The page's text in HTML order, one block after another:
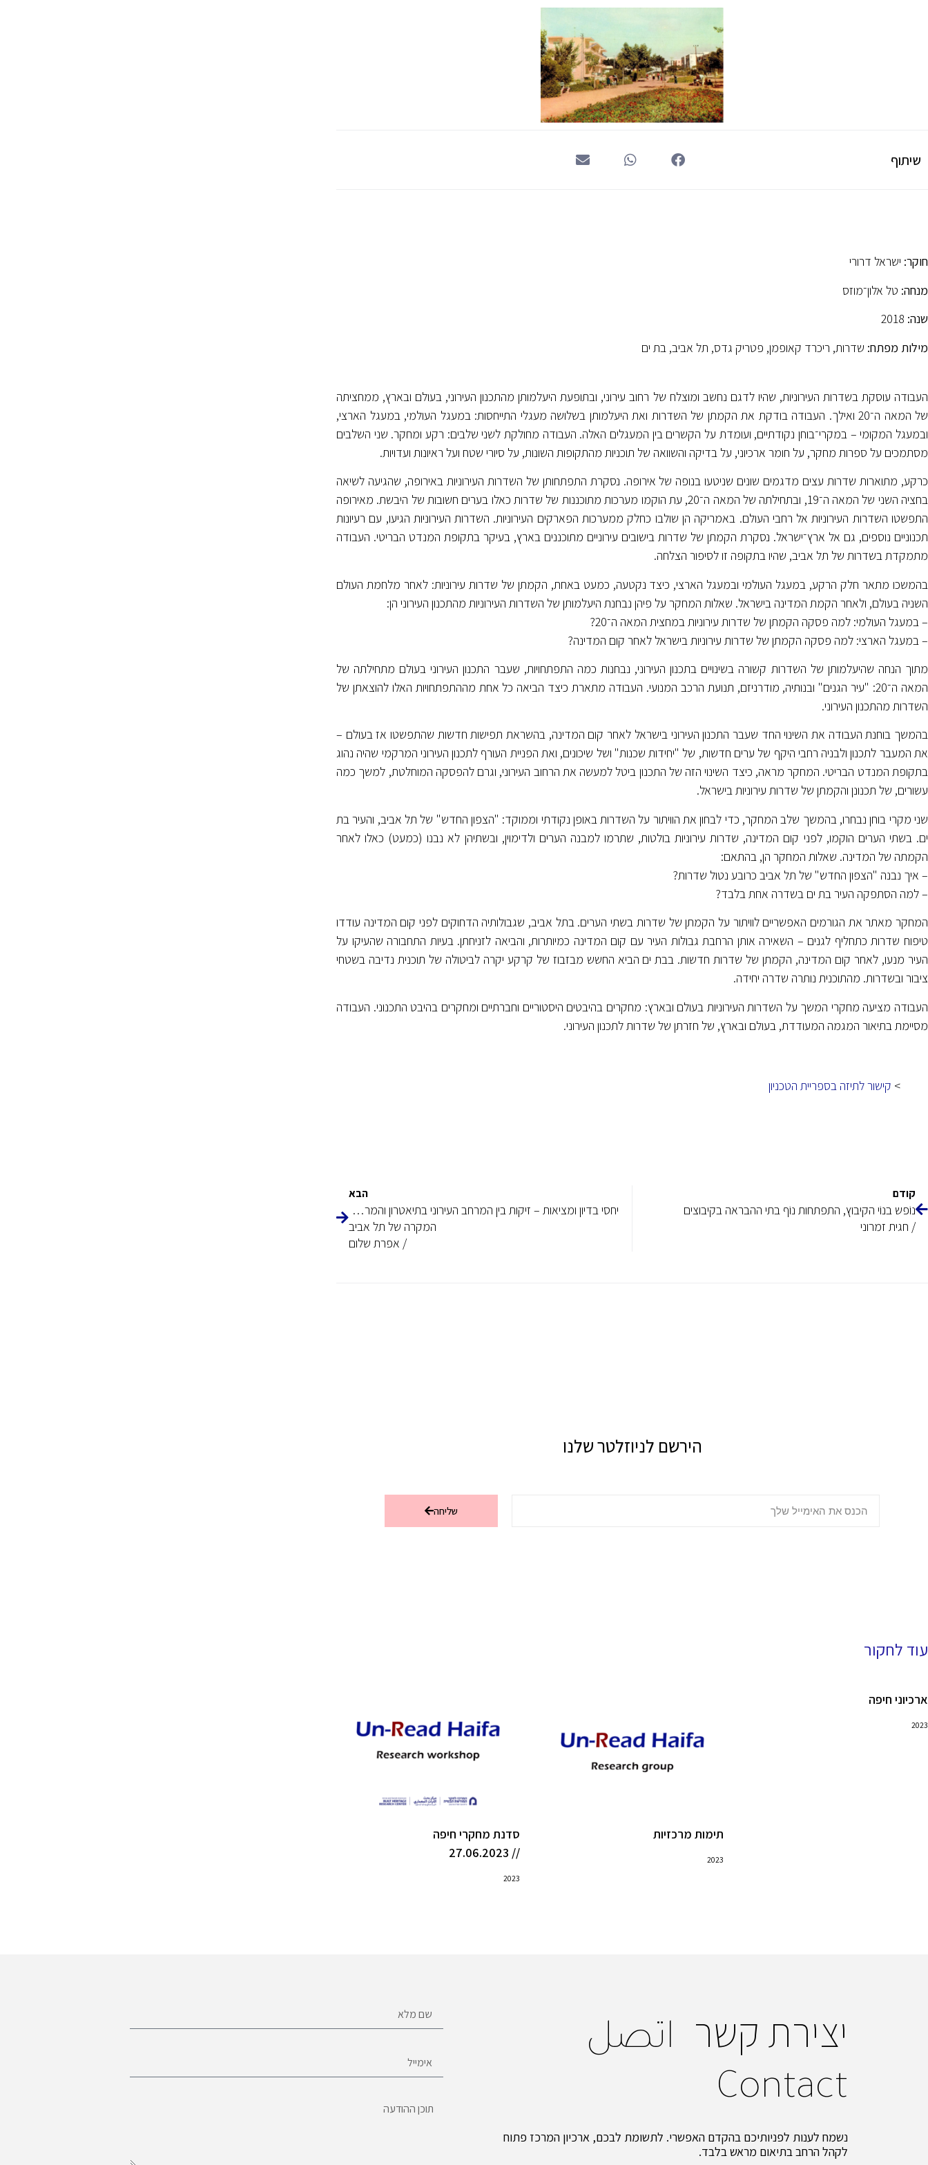
שיתוף
חוקר: ישראל דרורי
מנחה: טל אלון־מוזס
שנה:
מילות מפתח: שדרות, ריכרד קאופמן, פטריק גדס, תל אביב, בת ים
העבודה עוסקת בשדרות העירוניות, שהיו לדגם נחשב ומוצלח של רחוב עירוני, ובתופעת היעלמותן מהתכנון העירוני, בעולם ובארץ, ממחציתה
של המאה ה־20 ואילך. העבודה בודקת את הקמתן של השדרות ואת היעלמותן בשלושה מעגלי התייחסות: במעגל העולמי, במעגל הארצי,
ובמעגל המקומי – במקרי־בוחן נקודתיים, ועומדת על הקשרים בין המעגלים האלה. העבודה מחולקת לשני שלבים: רקע ומחקר. שני השלבים
מסתמכים על ספרות מחקר, על חומר ארכיוני, על בדיקה והשוואה של תוכניות מהתקופות השונות, על סיורי שטח ועל ראיונות ועדויות.
כרקע, מתוארות שדרות עצים מדגמים שונים שניטעו בנופה של אירופה. נסקרת התפתחותן של השדרות העירוניות באירופה, שהגיעה לשיאה
בחציה השני של המאה ה־19, ובתחילתה של המאה ה־20, עת הוקמו מערכות מתוכננות של שדרות כאלו בערים חשובות של היבשת. מאירופה
התפשטו השדרות העירוניות אל רחבי העולם. באמריקה הן שולבו כחלק ממערכות הפארקים העירוניות. השדרות העירוניות הגיעו, עם רעיונות
תכנוניים נוספים, גם אל ארץ־ישראל. נסקרת הקמתן של שדרות בישובים עירוניים מתוכננים בארץ, בעיקר בתקופת המנדט הבריטי. העבודה
מתמקדת בשדרות של תל אביב, שהיו בתקופה זו לסיפור הצלחה.
בהמשכו מתאר חלק הרקע, במעגל העולמי ובמעגל הארצי, כיצד נקטעה, כמעט באחת, הקמתן של שדרות עירוניות: לאחר מלחמת העולם
השניה בעולם, ולאחר הקמת המדינה בישראל. שאלות המחקר על פיהן נבחנת היעלמותן של השדרות העירוניות מהתכנון העירוני הן:
– במעגל העולמי: למה פסקה הקמתן של שדרות עירוניות במחצית המאה ה־20?
– במעגל הארצי: למה פסקה הקמתן של שדרות עירוניות בישראל לאחר קום המדינה?
מתוך הנחה שהיעלמותן של השדרות קשורה בשינויים בתכנון העירוני, נבחנות כמה התפתחויות, שעבר התכנון העירוני בעולם מתחילתה של
המאה ה־20: "עיר הגנים" ובנותיה, מודרניזם, תנועת הרכב המנועי. העבודה מתארת כיצד הביאה כל אחת מההתפתחויות האלו להוצאתן של
השדרות מהתכנון העירוני.
בהמשך בוחנת העבודה את השינוי החד שעבר התכנון העירוני בישראל לאחר קום המדינה, בהשראת תפישות חדשות שהתפשטו אז בעולם –
את המעבר לתכנון ולבניה רחבי היקף של ערים חדשות, של "יחידות שכנות" ושל שיכונים, ואת הפניית העורף לתכנון העירוני המרקמי שהיה נהוג
בתקופת המנדט הבריטי. המחקר מראה, כיצד השינוי הזה של התכנון ביטל למעשה את הרחוב העירוני, וגרם להפסקה המוחלטת, למשך כמה
עשורים, של תכנונן והקמתן של שדרות עירוניות בישראל.
שני מקרי בוחן נבחרו, בהמשך שלב המחקר, כדי לבחון את הוויתור על השדרות באופן נקודתי וממוקד: "הצפון החדש" של תל אביב, והעיר בת
ים. בשתי הערים הוקמו, לפני קום המדינה, שדרות עירוניות בולטות, שתרמו למבנה הערים ולדימוין, ובשתיהן לא נבנו (כמעט) כאלו לאחר
הקמתה של המדינה. שאלות המחקר הן, בהתאם:
– איך נבנה "הצפון החדש" של תל אביב כרובע נטול שדרות?
– למה הסתפקה העיר בת ים בשדרה אחת בלבד?
המחקר מאתר את הגורמים האפשריים לוויתור על הקמתן של שדרות בשתי הערים. בתל אביב, שגבולותיה הדחוקים לפני קום המדינה עודדו
טיפוח שדרות כתחליף לגנים – השאירה אותן הרחבת גבולות העיר עם קום המדינה כמיותרות, והביאה לזניחתן. בעיות התחבורה שהעיקו על
העיר מנעו, לאחר קום המדינה, הקמתן של שדרות חדשות. בבת ים הביא החשש מבזבוז של קרקע יקרה לביטולה של תוכנית נדיבה בשטחי
ציבור ובשדרות. מהתוכנית נותרה שדרה יחידה.
העבודה מציעה מחקרי המשך על השדרות העירוניות בעולם ובארץ: מחקרים בהיבטים היסטוריים וחברתיים ומחקרים בהיבט התכנוני. העבודה
מסיימת בתיאור המגמה המעודדת, בעולם ובארץ, של חזרתן של שדרות לתכנון העירוני.
> קישור לתיזה בספריית הטכניון
קודם
נוֹפש בנוֹי הקיבוץ, התפתחות נוֹף בתי ההבראה בקיבוצים
/ חגית זמרוני
הבא
יחסי בדיון ומציאות – זיקות בין המרחב העירוני בתיאטרון והמרחב הסובב בן הזמן
המקרה של תל אביב
/ אפרת שלום
הירשם לניוזלטר שלנו
שליחה
עוד לחקור
ארכיוני חיפה
2023
תימות מרכזיות
2023
סדנת מחקרי חיפה
// 27.06.2023
2023
יצירת קשר اتصل
Contact
נשמח לענות לפניותיכם בהקדם האפשרי. לתשומת לבכם, ארכיון המרכז פתוח
לקהל הרחב בתיאום מראש בלבד.